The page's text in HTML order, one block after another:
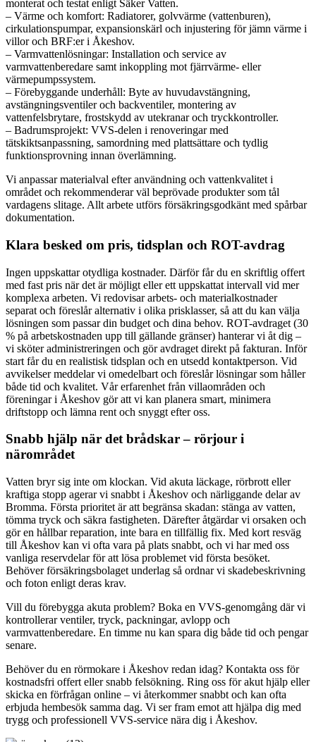
monterat och testat enligt Säker Vatten.
– Värme och komfort: Radiatorer, golvvärme (vattenburen),
cirkulationspumpar, expansionskärl och injustering för jämn värme i
villor och BRF:er i Åkeshov.
– Varmvattenlösningar: Installation och service av
varmvattenberedare samt inkoppling mot fjärrvärme- eller
värmepumpssystem.
– Förebyggande underhåll: Byte av huvudavstängning,
avstängningsventiler och backventiler, montering av
vattenfelsbrytare, frostskydd av utekranar och tryckkontroller.
– Badrumsprojekt: VVS-delen i renoveringar med
tätskiktsanpassning, samordning med plattsättare och tydlig
funktionsprovning innan överlämning.
Vi anpassar materialval efter användning och vattenkvalitet i
området och rekommenderar väl beprövade produkter som tål
vardagens slitage. Allt arbete utförs försäkringsgodkänt med spårbar
dokumentation.
Klara besked om pris, tidsplan och ROT-avdrag
Ingen uppskattar otydliga kostnader. Därför får du en skriftlig offert
med fast pris när det är möjligt eller ett uppskattat intervall vid mer
komplexa arbeten. Vi redovisar arbets- och materialkostnader
separat och föreslår alternativ i olika prisklasser, så att du kan välja
lösningen som passar din budget och dina behov. ROT-avdraget (30
% på arbetskostnaden upp till gällande gränser) hanterar vi åt dig –
vi sköter administreringen och gör avdraget direkt på fakturan. Inför
start får du en realistisk tidsplan och en utsedd kontaktperson. Vid
avvikelser meddelar vi omedelbart och föreslår lösningar som håller
både tid och kvalitet. Vår erfarenhet från villaområden och
föreningar i Åkeshov gör att vi kan planera smart, minimera
driftstopp och lämna rent och snyggt efter oss.
Snabb hjälp när det brådskar – rörjour i
närområdet
Vatten bryr sig inte om klockan. Vid akuta läckage, rörbrott eller
kraftiga stopp agerar vi snabbt i Åkeshov och närliggande delar av
Bromma. Första prioritet är att begränsa skadan: stänga av vatten,
tömma tryck och säkra fastigheten. Därefter åtgärdar vi orsaken och
gör en hållbar reparation, inte bara en tillfällig fix. Med kort resväg
till Åkeshov kan vi ofta vara på plats snabbt, och vi har med oss
vanliga reservdelar för att lösa problemet vid första besöket.
Behöver försäkringsbolaget underlag så ordnar vi skadebeskrivning
och foton enligt deras krav.
Vill du förebygga akuta problem? Boka en VVS-genomgång där vi
kontrollerar ventiler, tryck, packningar, avlopp och
varmvattenberedare. En timme nu kan spara dig både tid och pengar
senare.
Behöver du en rörmokare i Åkeshov redan idag? Kontakta oss för
kostnadsfri offert eller snabb felsökning. Ring oss för akut hjälp eller
skicka en förfrågan online – vi återkommer snabbt och kan ofta
erbjuda hembesök samma dag. Vi ser fram emot att hjälpa dig med
trygg och professionell VVS-service nära dig i Åkeshov.